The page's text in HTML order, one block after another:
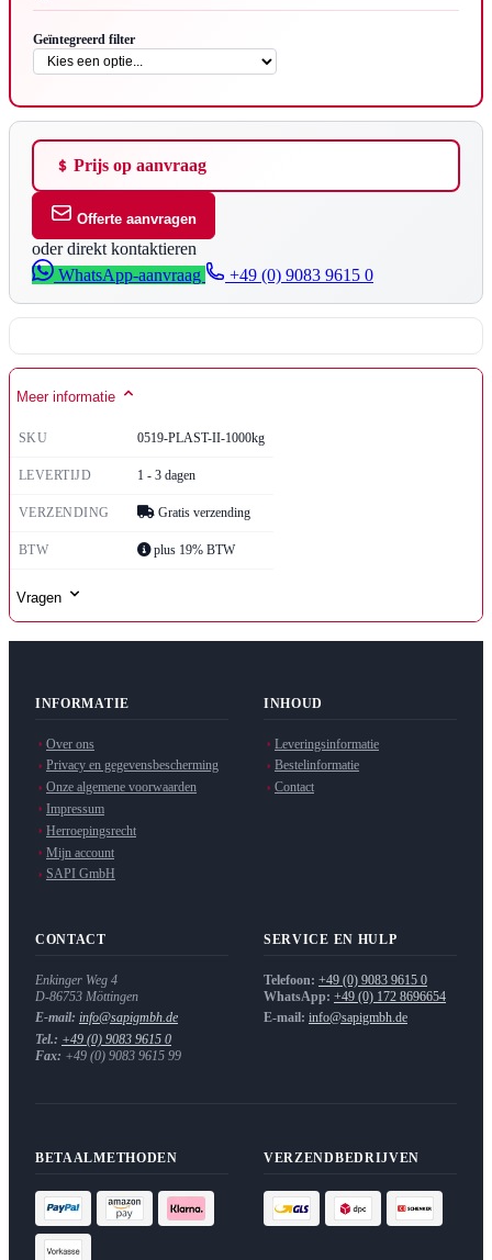
Geïntegreerd filter
Prijs op aanvraag
Offerte aanvragen
oder direkt kontaktieren
WhatsApp-aanvraag
+49 (0) 9083 9615 0
Meer informatie
SKU 0519-PLAST-II-1000kg
LEVERTIJD 1 - 3 dagen
VERZENDING Gratis verzending
BTW plus 19% BTW
Vragen
INFORMATIE
Over ons
Privacy en gegevensbescherming
Onze algemene voorwaarden
Impressum
Herroepingsrecht
Mijn account
SAPI GmbH
INHOUD
Leveringsinformatie
Bestelinformatie
Contact
CONTACT
Enkinger Weg 4
D-86753 Möttingen
E-mail: info@sapigmbh.de
Tel.: +49 (0) 9083 9615 0
Fax: +49 (0) 9083 9615 99
SERVICE EN HULP
Telefoon: +49 (0) 9083 9615 0
WhatsApp: +49 (0) 172 8696654
E-mail: info@sapigmbh.de
BETAALMETHODEN VERZENDBEDRIJVEN